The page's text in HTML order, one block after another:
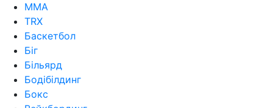
MMA
TRX
Баскетбол
Біг
Більярд
Бодібілдинг
Бокс